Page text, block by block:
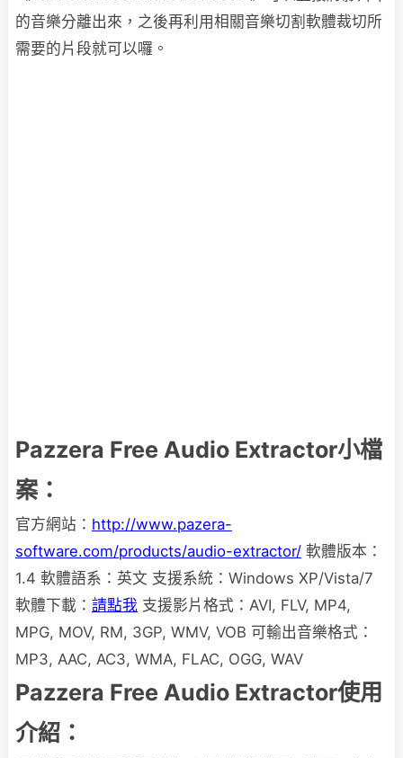
的音樂分離出來，之後再利用相關音樂切割軟體裁切所
需要的片段就可以囉。
Pazzera Free Audio Extractor小檔
案：
官方網站： http://www.pazera-
software.com/products/audio-extractor/ 軟體版本：
1.4 軟體語系：英文 支援系統：Windows XP/Vista/7
軟體下載： 請點我 支援影片格式：AVI, FLV, MP4,
MPG, MOV, RM, 3GP, WMV, VOB 可輸出音樂格式：
MP3, AAC, AC3, WMA, FLAC, OGG, WAV
Pazzera Free Audio Extractor使用
介紹：